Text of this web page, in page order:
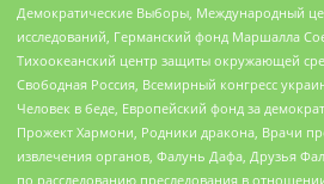
Демократические Выборы, Международный
исследований, Германский фонд Маршалла
Тихоокеанский центр защиты окружающей
Свободная Россия, Всемирный конгресс
Человек в беде, Европейский фонд за
Прожект Хармони, Родники дракона, Врачи
извлечения органов, Фалунь Дафа, Друзья
по расследованию преследования в